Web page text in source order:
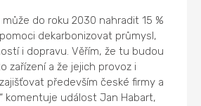
do roku 2030 nahradit 15 %
dekarbonizovat průmysl,
i dopravu. Věřím, že tu budou
zařízení a že jejich provoz i
především české firmy a
komentuje událost Jan Habart,